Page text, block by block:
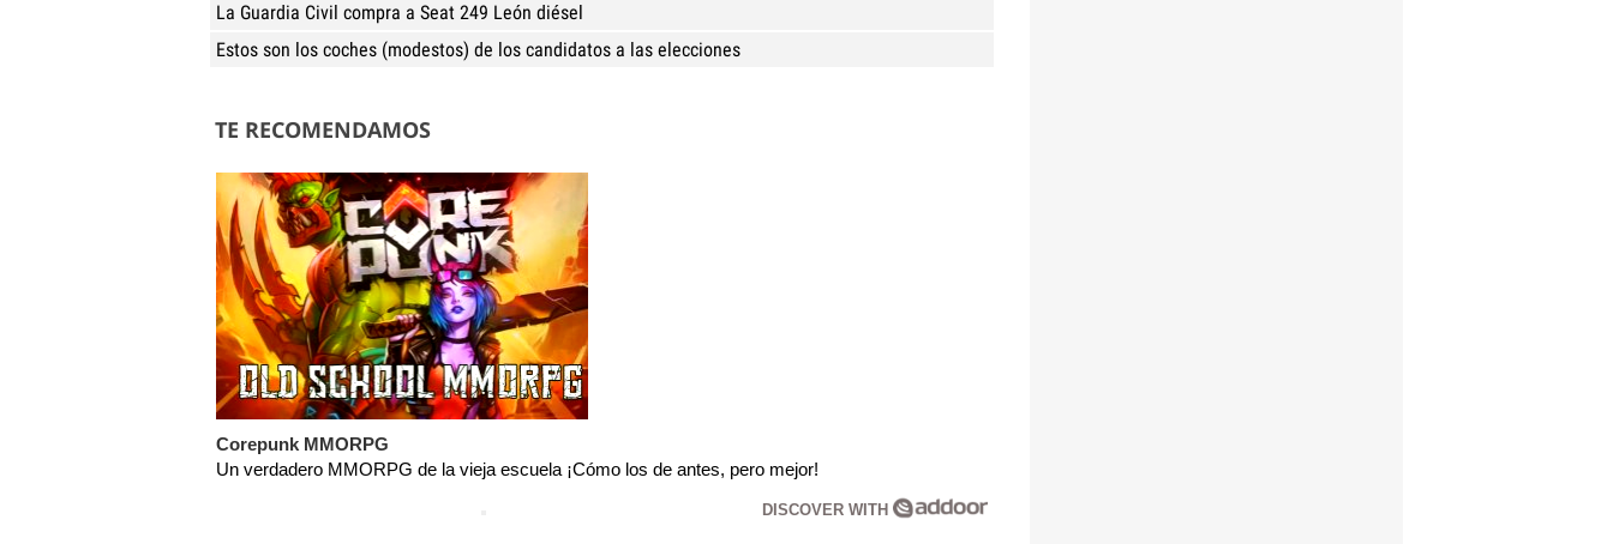
La Guardia Civil compra a Seat 249 León diésel
Estos son los coches (modestos) de los candidatos a las elecciones
TE RECOMENDAMOS
Corepunk MMORPG
Un verdadero MMORPG de la vieja escuela ¡Cómo los de antes, pero mejor!
DISCOVER WITH